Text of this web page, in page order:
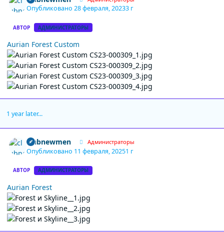
Опубликовано28 февраля, 20233 г
АВТОР АДМИНИСТРАТОРЫ
Aurian Forest Custom
1 year later...
clubnewmen Администраторы
Опубликовано 11 февраля, 20251 г
АВТОР АДМИНИСТРАТОРЫ
Aurian Forest